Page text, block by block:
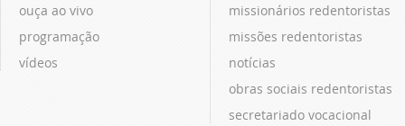
ouça ao vivo
programação
vídeos
missionários redentoristas
missões redentoristas
notícias
obras sociais redentoristas
secretariado vocacional